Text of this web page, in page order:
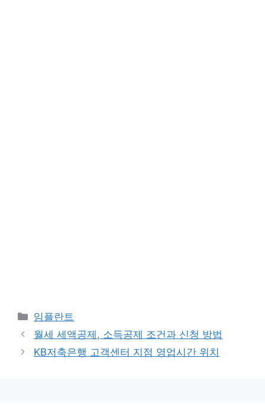
카
테
리
임플란트
월세 세액공제, 소득공제 조건과 신청 방법
KB저축은행 고객센터 지점 영업시간 위치